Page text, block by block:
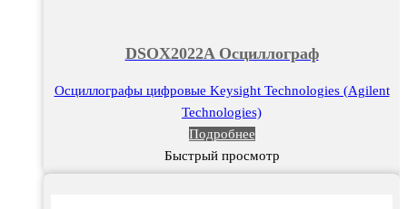
DSOX2022A Осциллограф
Осциллографы цифровые Keysight Technologies (Agilent
Technologies)
Подробнее
Быстрый просмотр